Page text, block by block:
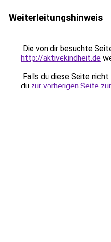
Weiterleitungshinweis
Die von dir besuchte
http://aktivekindheit.de
Falls du diese Seite
du zur vorherigen Seite